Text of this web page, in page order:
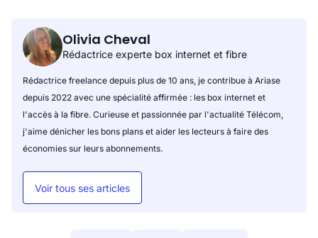
Olivia Cheval
Rédactrice experte box internet et fibre
Rédactrice freelance depuis plus de 10 ans, je contribue à Ariase
depuis 2022 avec une spécialité affirmée : les box internet et
l'accès à la fibre. Curieuse et passionnée par l'actualité Télécom,
j'aime dénicher les bons plans et aider les lecteurs à faire des
économies sur leurs abonnements.
Voir tous ses articles